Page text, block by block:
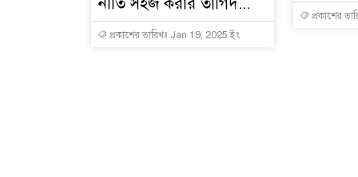
প্রকাশের তারিখঃ Jan 19, 2025 ইং
প্রকাশের